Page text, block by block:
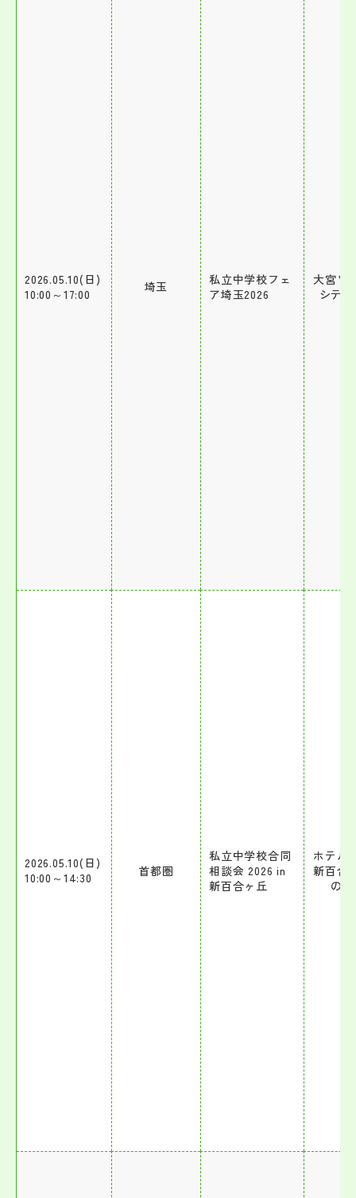
2026.05.10(日)
10:00～17:00
埼玉
私立中学校フェ
ア埼玉2026
大宮ソ
シテ
2026.05.10(日)
10:00～14:30
首都圏
私立中学校合同
相談会 2026 in
新百合ヶ丘
ホテル
新百合
の